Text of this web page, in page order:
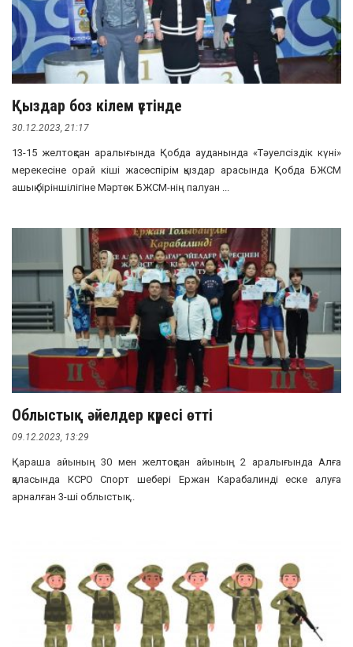
Қыздар боз кілем үстінде
30.12.2023, 21:17
13-15 желтоқсан аралығында Қобда ауданында «Тәуелсіздік күні»
мерекесіне орай кіші жасөспірім қыздар арасында Қобда БЖСМ
ашық біріншілігіне Мәртөк БЖСМ-нің палуан ...
Облыстық әйелдер күресі өтті
09.12.2023, 13:29
Қараша айының 30 мен желтоқсан айының 2 аралығында Алға
қаласында КСРО Спорт шебері Ержан Карабалинді еске алуға
арналған 3-ші облыстық ...